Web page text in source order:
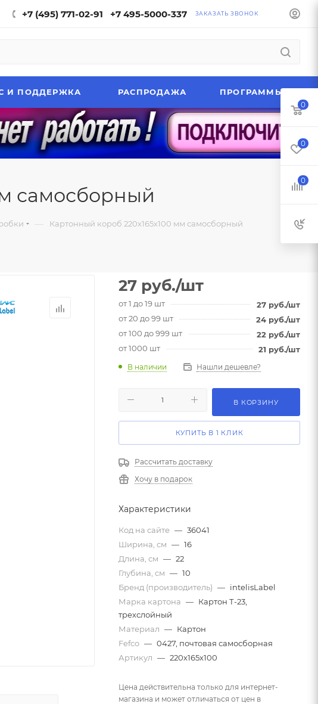
+7 (495) 771-02-91 +7 495-5000-337 ЗАКАЗАТЬ ЗВОНОК
И ПОДДЕРЖКА РАСПРОДАЖА ПРОГРАММЫ
самосборный
— Картонный короб 220х165х100 мм самосборный
27 руб./шт
от 1 до 19 шт 27 руб./шт
от 20 до 99 шт
24 руб./шт
от 100 до 999 шт
22 руб./шт
от 1000 шт
21 руб./шт
В наличии Нашли дешевле?
В КОРЗИНУ
КУПИТЬ В 1 КЛИК
Рассчитать доставку
Хочу в подарок
Характеристики
Код на сайте — 36041
Ширина, см — 16
Длина, см — 22
Глубина, см — 10
Бренд (производитель) — intelisLabel
Марка картона — Картон Т-23,
трехслойный
Материал — Картон
Fefco — 0427, почтовая самосборная
Артикул — 220х165х100
Цена действительна только для интернет-
магазина и может отличаться от цен в
0
0
0